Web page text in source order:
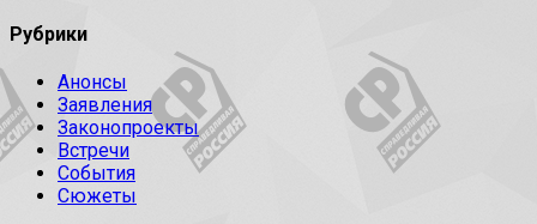
Рубрики
Анонсы
Заявления
Законопроекты
Встречи
События
Сюжеты